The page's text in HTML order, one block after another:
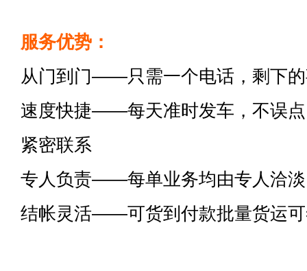
服务优势：
从门到门——只需一个电话，剩下
速度快捷——每天准时发车，不误
紧密联系
专人负责——每单业务均由专人洽
结帐灵活——可货到付款批量货运